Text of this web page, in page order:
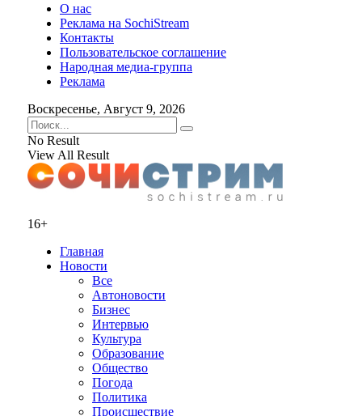
О нас
Реклама на SochiStream
Контакты
Пользовательское соглашение
Народная медиа-группа
Реклама
Воскресенье, Август 9, 2026
No Result
View All Result
16+
Главная
Новости
Все
Автоновости
Бизнес
Интервью
Культура
Образование
Общество
Погода
Политика
Происшествие